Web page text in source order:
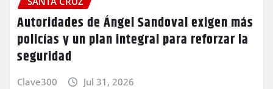
Autoridades de Ángel Sandoval exigen más
policías y un plan integral para reforzar la
seguridad
Clave300 Jul 31, 2026